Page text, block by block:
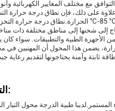
الأجهزة الطبية والتطبيقات. سواء
يضمن هذا المحول أن المهنيين في
التخصيص:
طبية الدرجة محول التيار